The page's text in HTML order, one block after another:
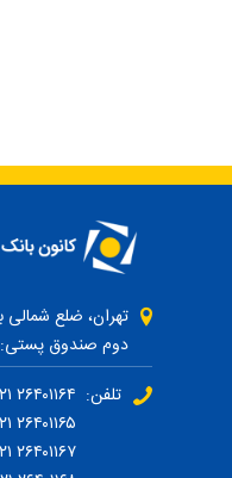
دوم صندوق پستی: ۱۹۱۹۶۱۴۵۵۳
تلفن: ۲۶۴۰۱۱۶۴ ۰۲۱